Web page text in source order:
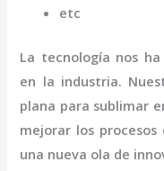
etc
La tecnología nos
en la industria.
plana para sublimar
mejorar los
una nueva ola de